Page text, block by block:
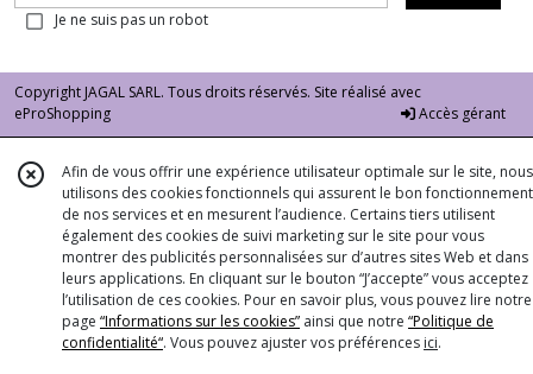
Je ne suis pas un robot
Copyright JAGAL SARL. Tous droits réservés. Site réalisé avec
eProShopping
Accès gérant
Afin de vous offrir une expérience utilisateur optimale sur le site, nous
utilisons des cookies fonctionnels qui assurent le bon fonctionnement
de nos services et en mesurent l’audience. Certains tiers utilisent
également des cookies de suivi marketing sur le site pour vous
montrer des publicités personnalisées sur d’autres sites Web et dans
leurs applications. En cliquant sur le bouton “J’accepte” vous acceptez
l’utilisation de ces cookies. Pour en savoir plus, vous pouvez lire notre
page “Informations sur les cookies” ainsi que notre “Politique de
confidentialité“. Vous pouvez ajuster vos préférences ici.